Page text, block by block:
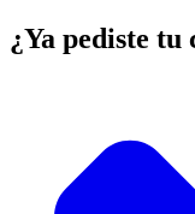
¿Ya pediste tu